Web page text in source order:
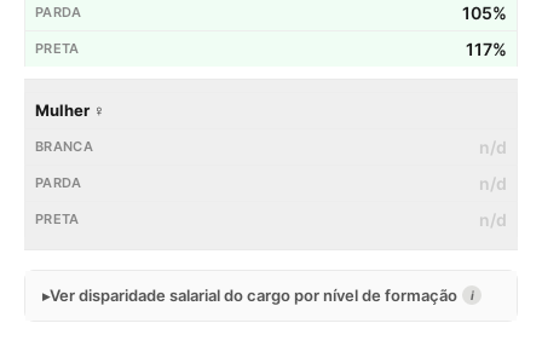
105%
117%
Mulher ♀
n/d
n/d
n/d
Ver disparidade salarial do cargo por nível de formação i